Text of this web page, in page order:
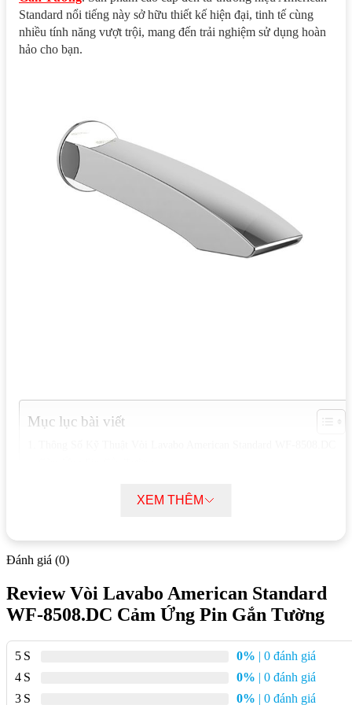
Standard nổi tiếng này sở hữu thiết kế hiện đại, tinh tế cùng
nhiều tính năng vượt trội, mang đến trải nghiệm sử dụng hoàn
hảo cho bạn.
Mục lục bài viết
8508.DC Cảm Ứng Pin Gắn Tường
American Standard WF-8508.DC Cảm
Ứng Pin Gắn Tường
XEM THÊM
Đánh giá (0)
Review Vòi Lavabo American Standard
WF-8508.DC Cảm Ứng Pin Gắn Tường
5 0% | 0 đánh giá
4
0% | 0 đánh giá
3
0% | 0 đánh giá